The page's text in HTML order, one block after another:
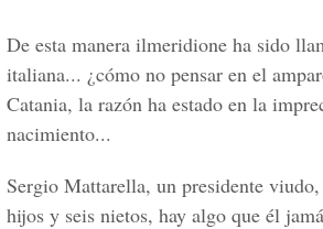
De esta manera ilmeridione ha sido
italiana... ¿cómo no pensar en el
Catania, la razón ha estado en la
nacimiento...
Sergio Mattarella, un presidente
hijos y seis nietos, hay algo que él